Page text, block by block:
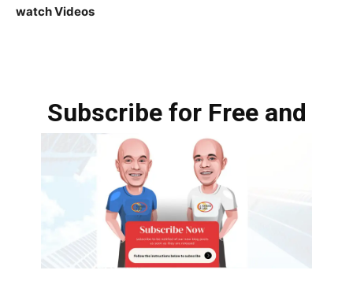
watch Videos
Subscribe for Free and